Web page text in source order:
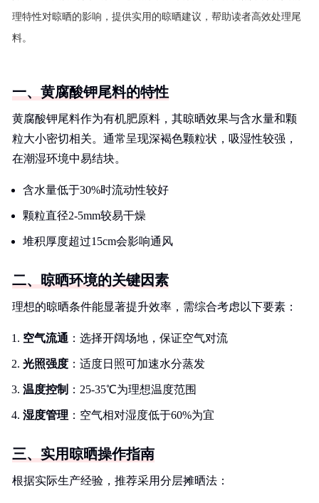
理特性对晾晒的影响，提供实用的晾晒建议，帮助读者高效处理尾
料。
一、黄腐酸钾尾料的特性
黄腐酸钾尾料作为有机肥原料，其晾晒效果与含水量和颗
粒大小密切相关。通常呈现深褐色颗粒状，吸湿性较强，
在潮湿环境中易结块。
含水量低于30%时流动性较好
颗粒直径2-5mm较易干燥
堆积厚度超过15cm会影响通风
二、晾晒环境的关键因素
理想的晾晒条件能显著提升效率，需综合考虑以下要素：
空气流通 ：选择开阔场地，保证空气对流
光照强度 ：适度日照可加速水分蒸发
温度控制 ：25-35℃为理想温度范围
湿度管理 ：空气相对湿度低于60%为宜
三、实用晾晒操作指南
根据实际生产经验，推荐采用分层摊晒法：